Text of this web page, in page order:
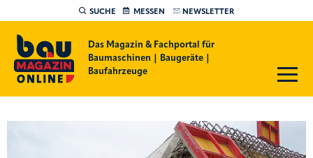
SUCHE MESSEN NEWSLETTER
Das Magazin & Fachportal für
Baumaschinen | Baugeräte |
Baufahrzeuge